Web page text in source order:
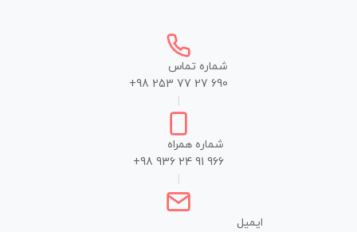
شماره تماس
+98 253 77 27 690
شماره همراه
+98 936 24 91 966
ایمیل